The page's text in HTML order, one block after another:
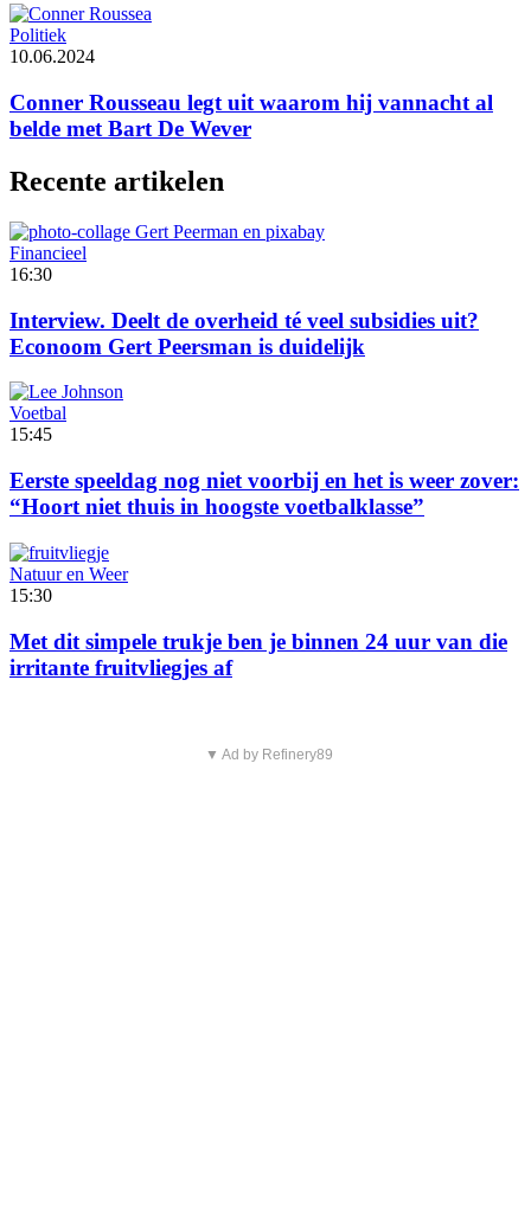
Politiek
10.06.2024
Conner Rousseau legt uit waarom hij vannacht al
belde met Bart De Wever
Recente artikelen
Financieel
16:30
Interview. Deelt de overheid té veel subsidies uit?
Econoom Gert Peersman is duidelijk
Voetbal
15:45
Eerste speeldag nog niet voorbij en het is weer zover:
“Hoort niet thuis in hoogste voetbalklasse”
Natuur en Weer
15:30
Met dit simpele trukje ben je binnen 24 uur van die
irritante fruitvliegjes af
▼ Ad by Refinery89